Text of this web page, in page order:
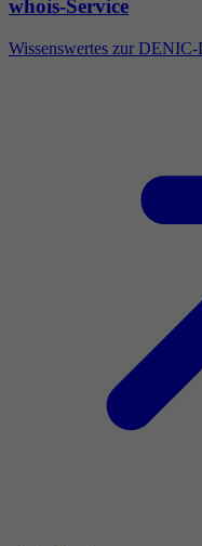
whois-Service
Wissenswertes zur